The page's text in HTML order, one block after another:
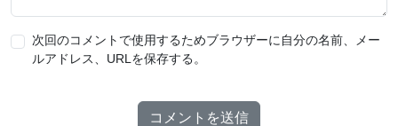
次回のコメントで使用するためブラウザーに自分の名前、メー
ルアドレス、URLを保存する。